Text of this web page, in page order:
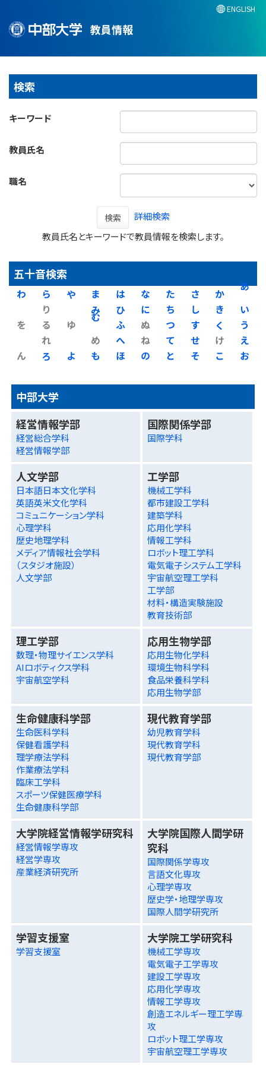
教員情報
ENGLISH
検索
キーワード
教員氏名
職名
検索
詳細検索
教員氏名とキーワードで教員情報を検索します。
五十音検索
あ
い
う
え
お
か
き
く
け
こ
さ
し
す
せ
そ
た
ち
つ
て
と
な
に
ぬ
ね
の
は
ひ
ふ
へ
ほ
ま
み
む
め
も
や
ゆ
よ
ら
り
る
れ
ろ
わ
を
ん
中部大学
経営情報学部
経営総合学科
経営情報学部
国際関係学部
国際学科
人文学部
日本語日本文化学科
英語英米文化学科
コミュニケーション学科
心理学科
歴史地理学科
メディア情報社会学科
（スタジオ施設）
人文学部
工学部
機械工学科
都市建設工学科
建築学科
応用化学科
情報工学科
ロボット理工学科
電気電子システム工学科
宇宙航空理工学科
工学部
材料・構造実験施設
教育技術部
理工学部
数理・物理サイエンス学科
AIロボティクス学科
宇宙航空学科
応用生物学部
応用生物化学科
環境生物科学科
食品栄養科学科
応用生物学部
生命健康科学部
生命医科学科
保健看護学科
理学療法学科
作業療法学科
臨床工学科
スポーツ保健医療学科
生命健康科学部
現代教育学部
幼児教育学科
現代教育学科
現代教育学部
大学院経営情報学研究科
経営情報学専攻
経営学専攻
産業経済研究所
大学院国際人間学研
究科
国際関係学専攻
言語文化専攻
心理学専攻
歴史学・地理学専攻
国際人間学研究所
学習支援室
学習支援室
大学院工学研究科
機械工学専攻
電気電子工学専攻
建設工学専攻
応用化学専攻
情報工学専攻
創造エネルギー理工学専
攻
ロボット理工学専攻
宇宙航空理工学専攻